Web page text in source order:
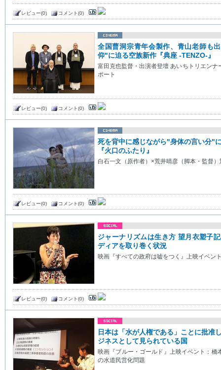
レビュー(0) コメント(0)
全国曹洞宗青年会製作、青山老師も
仰"に迫る空族新作『典座 -TENZO-』
富田克也監督・出演者登壇 あいちトリエンナ
ポート
レビュー(0) コメント(0)
死を背中に感じながら"身体の言い分"
『火口のふたり』
白石一文（原作者）×荒井晴彦（脚本・監督）
レビュー(0) コメント(0)
ジャーナリズムは生き方 望月衣塑子
ディアを取り巻く状況
映画『すべての政府は嘘をつく』上映イベン
レビュー(0) コメント(0)
日本は「水が人権である」ことに批准
ジネスとして見られている国
映画『ブルー・ゴールド』上映イベント：橋
の水道民営化問題